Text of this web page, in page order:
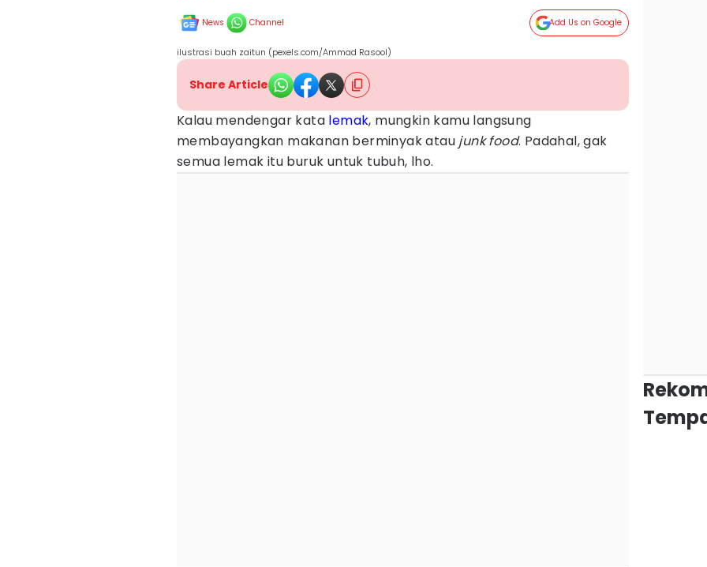
News Channel Add Us on Google
ilustrasi buah zaitun (pexels.com/Ammad Rasool)
Share Article
Kalau mendengar kata lemak, mungkin kamu langsung
membayangkan makanan berminyak atau junk food. Padahal, gak
semua lemak itu buruk untuk tubuh, lho.